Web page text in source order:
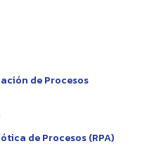
de Procesos
de Procesos (RPA)